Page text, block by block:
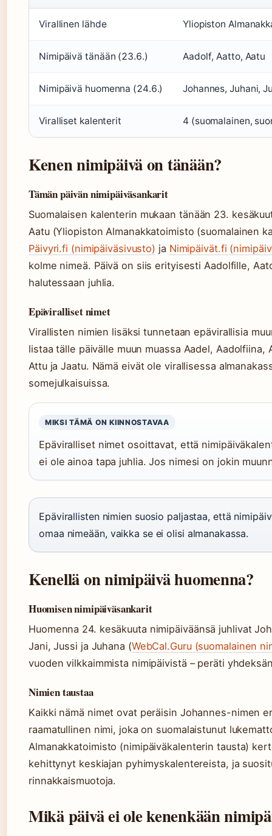
Virallinen lähde Yliopiston
Nimipäivä tänään (23.6.) Aadolf, Aatto, Aatu
Nimipäivä huomenna (24.6.) Johannes, Juhani,
Viralliset kalenterit 4 (suomalainen,
Kenen nimipäivä on tänään?
Tämän päivän nimipäiväsankarit
Suomalaisen kalenterin mukaan tänään 23.
Aatu (Yliopiston Almanakkatoimisto (suomalainen
Päivyri.fi (nimipäiväsivusto) ja Nimipäivät.fi
kolme nimeä. Päivä on siis erityisesti Aadolfille,
halutessaan juhlia.
Epäviralliset nimet
Virallisten nimien lisäksi tunnetaan epävirallisia
listaa tälle päivälle muun muassa Aadel,
Attu ja Jaatu. Nämä eivät ole virallisessa
somejulkaisuissa.
MIKSI TÄMÄ ON KIINNOSTAVAA
Epäviralliset nimet osoittavat, että
ei ole ainoa tapa juhlia. Jos nimesi on jokin
Epävirallisten nimien suosio paljastaa, että
omaa nimeään, vaikka se ei olisi almanakassa.
Kenellä on nimipäivä huomenna?
Huomisen nimipäiväsankarit
Huomenna 24. kesäkuuta nimipäiväänsä juhlivat
Jani, Jussi ja Juhana (WebCal.Guru (suomalainen
vuoden vilkkaimmista nimipäivistä – peräti
Nimien taustaa
Kaikki nämä nimet ovat peräisin Johannes-nimen
raamatullinen nimi, joka on suomalaistunut
Almanakkatoimisto (nimipäiväkalenterin tausta)
kehittynyt keskiajan pyhimyskalentereista, ja
rinnakkaismuotoja.
Mikä päivä ei ole kenenkään